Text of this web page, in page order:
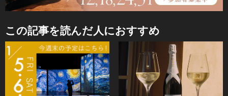
この記事を読んだ人におすすめ